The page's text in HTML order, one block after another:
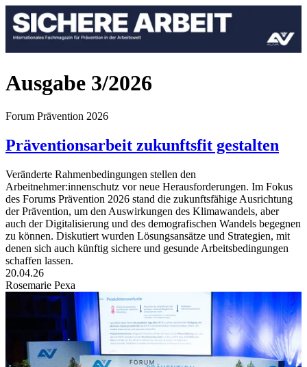
Ausgabe 3/2026
Forum Prävention 2026
Präventionsarbeit zukunftsfit gestalten
Veränderte Rahmenbedingungen stellen den
Arbeitnehmer:innenschutz vor neue Herausforderungen. Im Fokus
des Forums Prävention 2026 stand die zukunftsfähige Ausrichtung
der Prävention, um den Auswirk­ungen des Klimawandels, aber
auch der Digitalisierung und des demografischen Wandels begegnen
zu können. Diskutiert wurden Lösungsansätze und Strategien, mit
denen sich auch künftig sichere und gesunde Arbeitsbedingungen
schaffen lassen.
20.04.26
Rosemarie Pexa